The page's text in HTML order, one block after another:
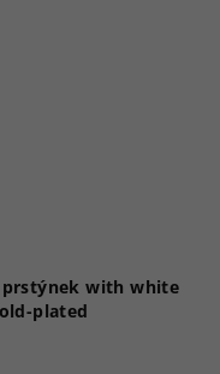
prstýnek with white
plated